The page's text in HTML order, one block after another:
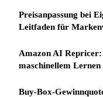
Preisanpassung bei
Leitfaden für
Amazon AI
maschinellem
Buy-Box-